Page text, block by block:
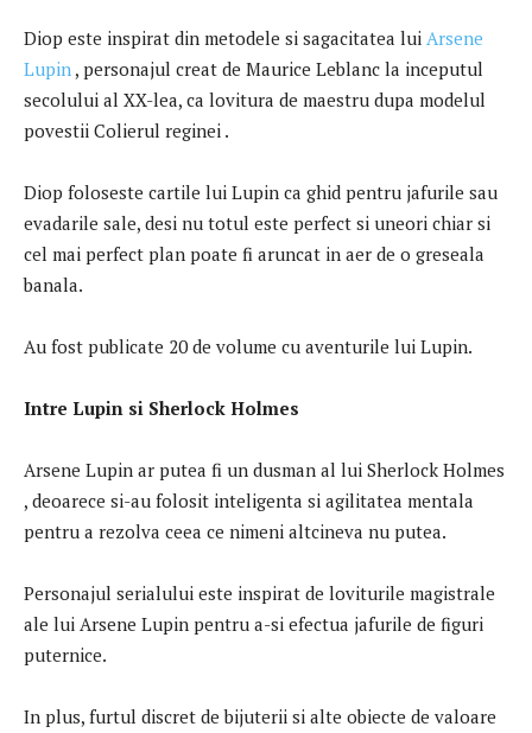
Diop este inspirat din metodele si sagacitatea lui Arsene
Lupin , personajul creat de Maurice Leblanc la inceputul
secolului al XX-lea, ca lovitura de maestru dupa modelul
povestii Colierul reginei .
Diop foloseste cartile lui Lupin ca ghid pentru jafurile sau
evadarile sale, desi nu totul este perfect si uneori chiar si
cel mai perfect plan poate fi aruncat in aer de o greseala
banala.
Au fost publicate 20 de volume cu aventurile lui Lupin.
Intre Lupin si Sherlock Holmes
Arsene Lupin ar putea fi un dusman al lui Sherlock Holmes
, deoarece si-au folosit inteligenta si agilitatea mentala
pentru a rezolva ceea ce nimeni altcineva nu putea.
Personajul serialului este inspirat de loviturile magistrale
ale lui Arsene Lupin pentru a-si efectua jafurile de figuri
puternice.
In plus, furtul discret de bijuterii si alte obiecte de valoare